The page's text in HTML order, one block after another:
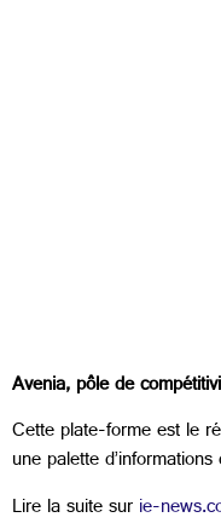
Avenia, pôle de
Cette plate-forme est le
une palette
Lire la suite surie-